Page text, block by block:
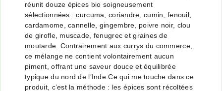
réunit douze épices bio soigneusement
sélectionnées : curcuma, coriandre, cumin, fenouil,
cardamome, cannelle, gingembre, poivre noir, clou
de girofle, muscade, fenugrec et graines de
moutarde. Contrairement aux currys du commerce,
ce mélange ne contient volontairement aucun
piment, offrant une saveur douce et équilibrée
typique du nord de l’Inde.Ce qui me touche dans ce
produit, c’est la méthode : les épices sont récoltées